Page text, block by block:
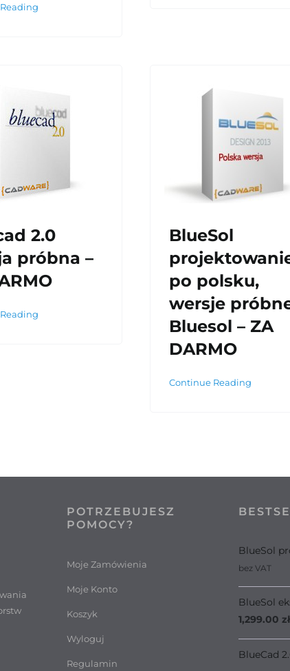
2.0
próbna –
BlueSol
po polsku,
wersje
Bluesol – ZA
DARMO
Continue Reading
POTRZEBUJESZ
POMOCY?
Moje Zamówienia
Moje Konto
Koszyk
Wyloguj
Regulamin
BlueSol
bez VAT
BlueSol
1,299.00 zł
BlueCad